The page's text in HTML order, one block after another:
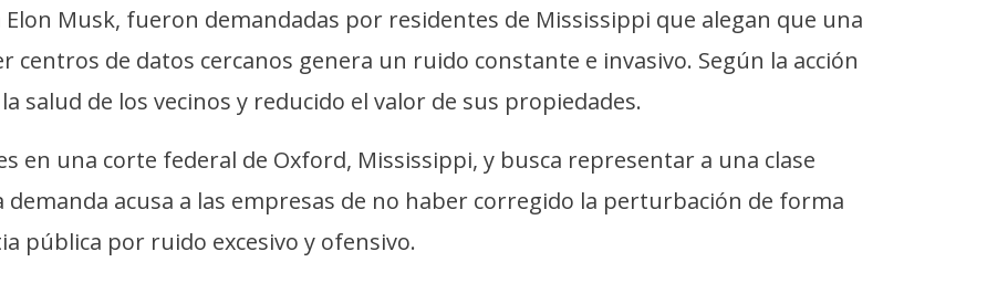
Elon Musk, fueron demandadas por residentes de Mississippi que alegan que una
centros de datos cercanos genera un ruido constante e invasivo. Según la acción
salud de los vecinos y reducido el valor de sus propiedades.
en una corte federal de Oxford, Mississippi, y busca representar a una clase
demanda acusa a las empresas de no haber corregido la perturbación de forma
pública por ruido excesivo y ofensivo.